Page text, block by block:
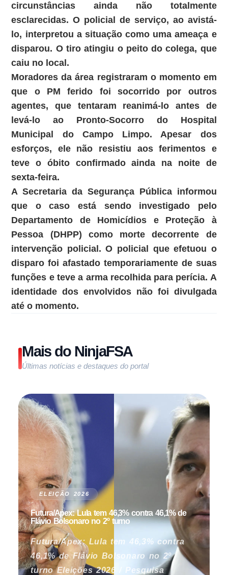
circunstâncias ainda não totalmente
esclarecidas. O policial de serviço, ao avistá-
lo, interpretou a situação como uma ameaça e
disparou. O tiro atingiu o peito do colega, que
caiu no local.
Moradores da área registraram o momento em
que o PM ferido foi socorrido por outros
agentes, que tentaram reanimá-lo antes de
levá-lo ao Pronto-Socorro do Hospital
Municipal do Campo Limpo. Apesar dos
esforços, ele não resistiu aos ferimentos e
teve o óbito confirmado ainda na noite de
sexta-feira.
A Secretaria da Segurança Pública informou
que o caso está sendo investigado pelo
Departamento de Homicídios e Proteção à
Pessoa (DHPP) como morte decorrente de
intervenção policial. O policial que efetuou o
disparo foi afastado temporariamente de suas
funções e teve a arma recolhida para perícia. A
identidade dos envolvidos não foi divulgada
até o momento.
Mais do NinjaFSA
Últimas notícias e destaques do portal
ELEIÇÃO 2026
Futura/Apex: Lula tem 46,3% contra 46,1% de
Flávio Bolsonaro no 2º turno
Futura/Apex: Lula tem 46,3% contra
46,1% de Flávio Bolsonaro no 2º
turno Eleições 2026 / Pesquisa